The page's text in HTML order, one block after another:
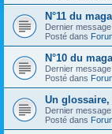
N°11 du
Dernier
Posté dans
N°10 du
Dernier
Posté dans
Un glossaire,
Dernier
Posté dans